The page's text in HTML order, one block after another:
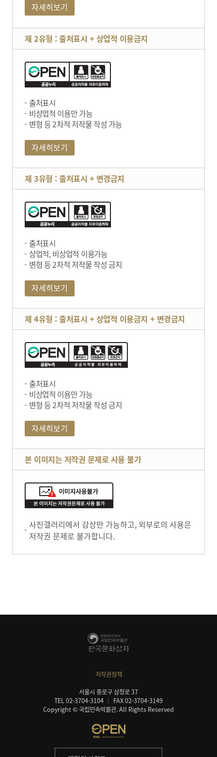
자세히보기
제 2유형 : 출처표시 + 상업적 이용금지
출처표시
비상업적 이용만 가능
변형 등 2차적 저작물 작성 가능
자세히보기
제 3유형 : 출처표시 + 변경금지
출처표시
상업적, 비상업적 이용가능
변형 등 2차적 저작물 작성 금지
자세히보기
제 4유형 : 출처표시 + 상업적 이용금지 + 변경금지
출처표시
비상업적 이용만 가능
변형 등 2차적 저작물 작성 금지
자세히보기
본 이미지는 저작권 문제로 사용 불가
사진갤러리에서 감상만 가능하고, 외부로의 사용은
저작권 문제로 불가합니다.
저작권정책
서울시 종로구 삼청로 37
TEL 02-3704-3104
FAX 02-3704-3149
Copyright © 국립민속박물관. All Rights Reserved